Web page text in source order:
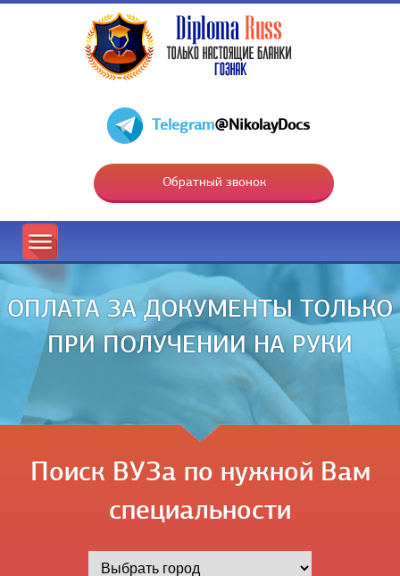
Telegram@NikolayDocs
Обратный звонок
ОПЛАТА ЗА ДОКУМЕНТЫ ТОЛЬКО
ПРИ ПОЛУЧЕНИИ НА РУКИ
Поиск ВУЗа по нужной Вам
специальности